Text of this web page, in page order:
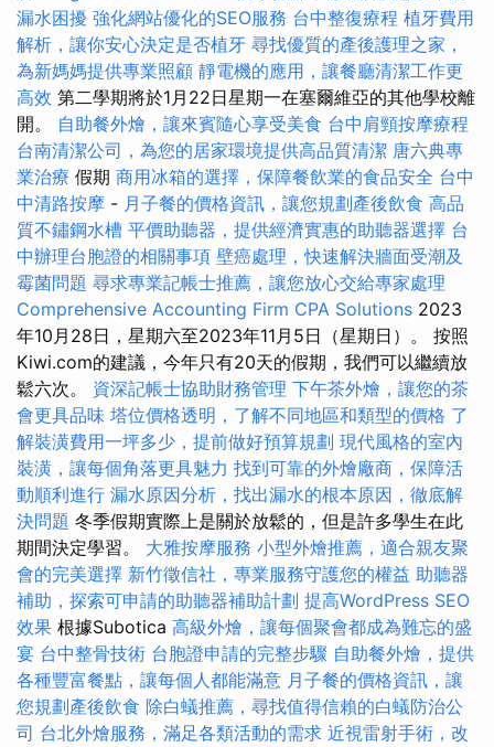
漏水困擾 強化網站優化的SEO服務 台中整復療程 植牙費用
解析，讓你安心決定是否植牙 尋找優質的產後護理之家，
為新媽媽提供專業照顧 靜電機的應用，讓餐廳清潔工作更
高效 第二學期將於1月22日星期一在塞爾維亞的其他學校離
開。 自助餐外燴，讓來賓隨心享受美食 台中肩頸按摩療程
台南清潔公司，為您的居家環境提供高品質清潔 唐六典專
業治療 假期 商用冰箱的選擇，保障餐飲業的食品安全 台中
中清路按摩 - 月子餐的價格資訊，讓您規劃產後飲食 高品
質不鏽鋼水槽 平價助聽器，提供經濟實惠的助聽器選擇 台
中辦理台胞證的相關事項 壁癌處理，快速解決牆面受潮及
霉菌問題 尋求專業記帳士推薦，讓您放心交給專家處理
Comprehensive Accounting Firm CPA Solutions 2023
年10月28日，星期六至2023年11月5日（星期日）。 按照
Kiwi.com的建議，今年只有20天的假期，我們可以繼續放
鬆六次。 資深記帳士協助財務管理 下午茶外燴，讓您的茶
會更具品味 塔位價格透明，了解不同地區和類型的價格 了
解裝潢費用一坪多少，提前做好預算規劃 現代風格的室內
裝潢，讓每個角落更具魅力 找到可靠的外燴廠商，保障活
動順利進行 漏水原因分析，找出漏水的根本原因，徹底解
決問題 冬季假期實際上是關於放鬆的，但是許多學生在此
期間決定學習。 大雅按摩服務 小型外燴推薦，適合親友聚
會的完美選擇 新竹徵信社，專業服務守護您的權益 助聽器
補助，探索可申請的助聽器補助計劃 提高WordPress SEO
效果 根據Subotica 高級外燴，讓每個聚會都成為難忘的盛
宴 台中整骨技術 台胞證申請的完整步驟 自助餐外燴，提供
各種豐富餐點，讓每個人都能滿意 月子餐的價格資訊，讓
您規劃產後飲食 除白蟻推薦，尋找值得信賴的白蟻防治公
司 台北外燴服務，滿足各類活動的需求 近視雷射手術，改